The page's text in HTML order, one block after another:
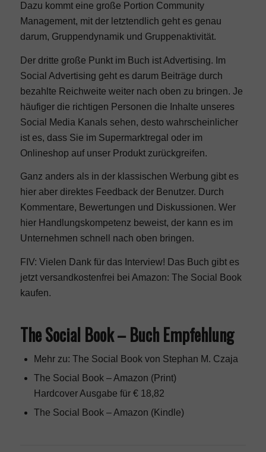
Dazu kommt eine große Portion Community
Management, mit der letztendlich geht es genau
darum, Gruppendynamik und Gruppenaktivität.
Der dritte große Punkt im Buch ist Advertising. Im
Social Advertising geht es darum Beiträge durch
bezahlte Reichweite weiter nach oben zu bringen. Je
häufiger die richtigen Personen die Inhalte unseres
Social Media Kanals sehen, desto wahrscheinlicher
ist es, dass Sie im Supermarktregal oder im
Onlineshop auf unser Produkt zurückgreifen.
Ganz anders als in der klassischen Werbung gibt es
hier aber direktes Feedback der Benutzer. Durch
Kommentare, Bewertungen und Diskussionen. Wer
hier Handlungskompetenz beweist, der kann es im
Unternehmen schnell nach oben bringen.
FIV: Vielen Dank für das Interview! Das Buch gibt es
jetzt versandkostenfrei bei Amazon: The Social Book
kaufen.
The Social Book – Buch Empfehlung
Mehr zu: The Social Book von Stephan M. Czaja
The Social Book– Amazon (Print)
Hardcover Ausgabe für € 18,82
The Social Book– Amazon (Kindle)